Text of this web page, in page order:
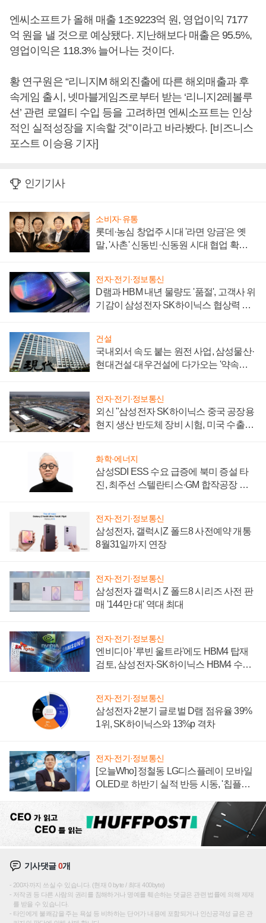
엔씨소프트가 올해 매출 1조9223억 원, 영업이익 7177
억 원을 낼 것으로 예상됐다. 지난해보다 매출은 95.5%,
영업이익은 118.3% 늘어나는 것이다.
황 연구원은 “리니지M 해외진출에 따른 해외매출과 후
속게임 출시, 넷마블게임즈로부터 받는 ‘리니지2레볼루
션’ 관련 로열티 수입 등을 고려하면 엔씨소프트는 인상
적인 실적성장을 지속할 것”이라고 바라봤다. [비즈니스
포스트 이승용 기자]
인기기사
소비자·유통
롯데·농심 창업주 시대 '라면 앙금'은 옛
말, '사촌' 신동빈·신동원 시대 협업 확대
전자·전기·정보통신
D램과 HBM 내년 물량도 '품절', 고객사 위
기감이 삼성전자 SK하이닉스 협상력 더
건설
국내외서 속도 붙는 원전 사업, 삼성물산·
현대건설·대우건설에 다가오는 '약속의
전자·전기·정보통신
외신 "삼성전자 SK하이닉스 중국 공장용
현지 생산 반도체 장비 시험, 미국 수출통
화학·에너지
삼성SDI ESS 수요 급증에 북미 증설 타
진, 최주선 스텔란티스·GM 합작공장 건
전자·전기·정보통신
삼성전자, 갤럭시Z 폴드8 사전예약 개통
8월31일까지 연장
전자·전기·정보통신
삼성전자 갤럭시 Z 폴드8 시리즈 사전 판
매 '144만 대' 역대 최대
전자·전기·정보통신
엔비디아 '루빈 울트라'에도 HBM4 탑재
검토, 삼성전자·SK하이닉스 HBM4 수율
전자·전기·정보통신
삼성전자 2분기 글로벌 D램 점유율 39%
1위, SK하이닉스와 13%p 격차
전자·전기·정보통신
[오늘Who] 정철동 LG디스플레이 모바일
OLED로 하반기 실적 반등 시동, '칩플레
기사댓글0개
200자까지 쓰실 수 있습니다. (현재 0 byte / 최대 400byte)
저작권 등 다른 사람의 권리를 침해하거나 명예를 훼손하는 댓글은 관련 법률에 의해 제재
를 받을 수 있습니다.
타인에게 불쾌감을 주는 욕설 등 비하하는 단어가 내용에 포함되거나 인신공격성 글은 관